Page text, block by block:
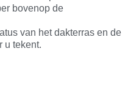
bovenop de
van het dakterras en de
u tekent.